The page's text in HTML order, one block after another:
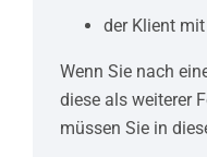
der Klient
Wenn Sie nach
diese als weiterer
müssen Sie in